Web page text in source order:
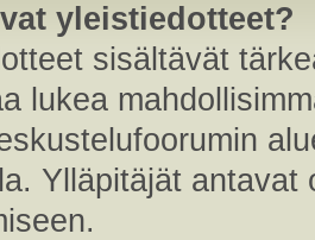
yleistiedotteet?
sisältävät
lukea
Ylläpitäjät antavat